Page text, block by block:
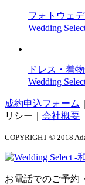
フォトウェ
Wedding
ドレス・着
Wedding
成約申込フォーム
リシー
会社概要
COPYRIGHT © 2018
お電話でのご予約